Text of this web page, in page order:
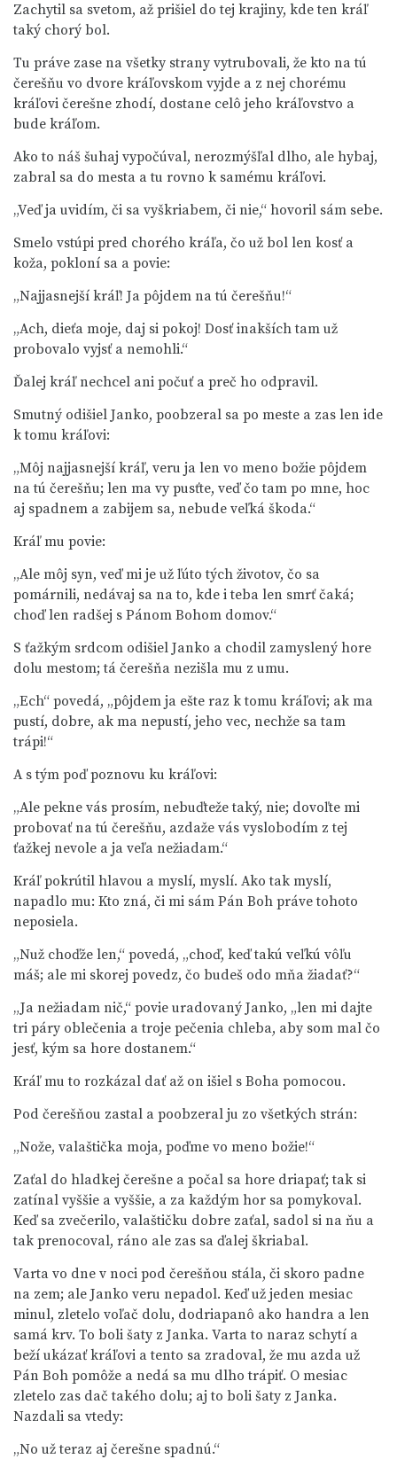
Zachytil sa svetom, až prišiel do tej krajiny, kde ten kráľ
taký chorý bol.
Tu práve zase na všetky strany vytrubovali, že kto na tú
čerešňu vo dvore kráľovskom vyjde a z nej chorému
kráľovi čerešne zhodí, dostane celô jeho kráľovstvo a
bude kráľom.
Ako to náš šuhaj vypočúval, nerozmýšľal dlho, ale hybaj,
zabral sa do mesta a tu rovno k samému kráľovi.
„Veď ja uvidím, či sa vyškriabem, či nie,“ hovoril sám sebe.
Smelo vstúpi pred chorého kráľa, čo už bol len kosť a
koža, pokloní sa a povie:
„Najjasnejší kráľ! Ja pôjdem na tú čerešňu!“
„Ach, dieťa moje, daj si pokoj! Dosť inakších tam už
probovalo vyjsť a nemohli.“
Ďalej kráľ nechcel ani počuť a preč ho odpravil.
Smutný odišiel Janko, poobzeral sa po meste a zas len ide
k tomu kráľovi:
„Môj najjasnejší kráľ, veru ja len vo meno božie pôjdem
na tú čerešňu; len ma vy pusťte, veď čo tam po mne, hoc
aj spadnem a zabijem sa, nebude veľká škoda.“
Kráľ mu povie:
„Ale môj syn, veď mi je už ľúto tých životov, čo sa
pomárnili, nedávaj sa na to, kde i teba len smrť čaká;
choď len radšej s Pánom Bohom domov.“
S ťažkým srdcom odišiel Janko a chodil zamyslený hore
dolu mestom; tá čerešňa nezišla mu z umu.
„Ech“ povedá, „pôjdem ja ešte raz k tomu kráľovi; ak ma
pustí, dobre, ak ma nepustí, jeho vec, nechže sa tam
trápi!“
A s tým poď poznovu ku kráľovi:
„Ale pekne vás prosím, nebuďteže taký, nie; dovoľte mi
probovať na tú čerešňu, azdaže vás vyslobodím z tej
ťažkej nevole a ja veľa nežiadam.“
Kráľ pokrútil hlavou a myslí, myslí. Ako tak myslí,
napadlo mu: Kto zná, či mi sám Pán Boh práve tohoto
neposiela.
„Nuž choďže len,“ povedá, „choď, keď takú veľkú vôľu
máš; ale mi skorej povedz, čo budeš odo mňa žiadať?“
„Ja nežiadam nič,“ povie uradovaný Janko, „len mi dajte
tri páry oblečenia a troje pečenia chleba, aby som mal čo
jesť, kým sa hore dostanem.“
Kráľ mu to rozkázal dať až on išiel s Boha pomocou.
Pod čerešňou zastal a poobzeral ju zo všetkých strán:
„Nože, valaštička moja, poďme vo meno božie!“
Zaťal do hladkej čerešne a počal sa hore driapať; tak si
zatínal vyššie a vyššie, a za každým hor sa pomykoval.
Keď sa zvečerilo, valaštičku dobre zaťal, sadol si na ňu a
tak prenocoval, ráno ale zas sa ďalej škriabal.
Varta vo dne v noci pod čerešňou stála, či skoro padne
na zem; ale Janko veru nepadol. Keď už jeden mesiac
minul, zletelo voľač dolu, dodriapanô ako handra a len
samá krv. To boli šaty z Janka. Varta to naraz schytí a
beží ukázať kráľovi a tento sa zradoval, že mu azda už
Pán Boh pomôže a nedá sa mu dlho trápiť. O mesiac
zletelo zas dač takého dolu; aj to boli šaty z Janka.
Nazdali sa vtedy:
„No už teraz aj čerešne spadnú.“